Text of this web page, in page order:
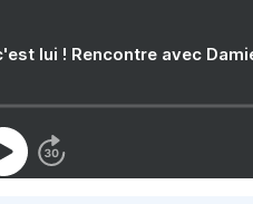
lui ! Rencontre avec